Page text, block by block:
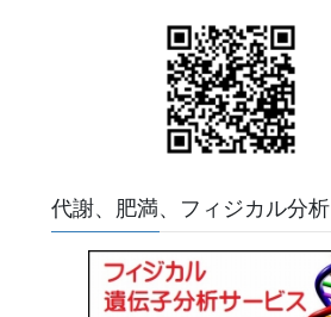
代謝、肥満、フィジカル分析